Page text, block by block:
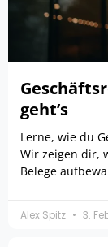
geht’s
Lerne, wie du
Wir zeigen dir,
Belege
Alex Spitz 3.